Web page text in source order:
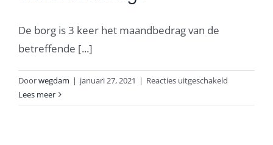
De borg is 3 keer het maandbedrag van de
betreffende [...]
Doorwegdam | januari 27, 2021 | Reacties uitgeschakeld
is
Lees meer